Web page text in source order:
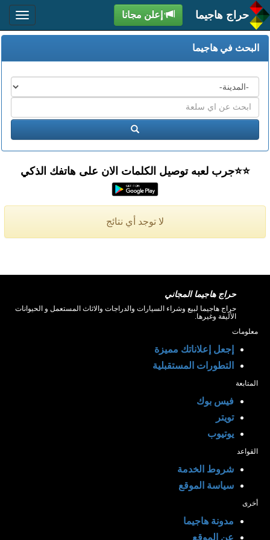
حراج هاجيما إعلن مجانا
البحث في هاجيما
المدن
اكتب
عبارة
البحث
ابحث
⭐️⭐جرب لعبه توصيل الكلمات الان على هاتفك الذكي
لا توجد أي نتائج
حراج هاجيما المجاني
حراج هاجيما لبيع وشراء السيارات والدراجات والاثاث المستعمل و الحيوانات
الأليفة وغيرها.
معلومات
إجعل إعلاناتك مميزة
التطورات المستقبلية
المتابعة
فيس بوك
تويتر
يوتيوب
القواعد
شروط الخدمة
سياسة الموقع
أخرى
مدونة هاجيما
عن الموقع